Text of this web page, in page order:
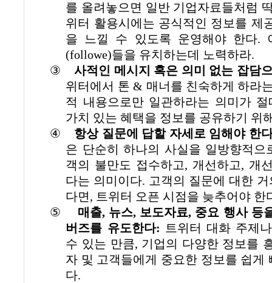
를 올려놓으면 일반 기업자료들처럼
위터 활용시에는 공식적인 정보를 제
을 느낄 수 있도록 운영해야 한다.
(followe)들을 유치하는데 노력하라.
③
사적인 메시지 혹은 의미 없는 잡담
위터에서 톤 & 매너를 친숙하게 하라
적 내용으로만 일관하라는 의미가 절
가치 있는 혜택을 정보를 공유하기 위
④
항상 질문에 답할 자세로 임해야 한
은 단순히 하나의 사실을 일방향적으
객의 불만도 접수하고, 개선하고, 개
다는 의미이다. 고객의 질문에 대한
다면, 트위터 오픈 시점을 늦추어야 한
⑤
매출, 뉴스, 보도자료, 중요 행사 등
버즈를 유도한다: 트위터 대화 주제
수 있는 만큼, 기업의 다양한 정보를
자 및 고객들에게 중요한 정보를 쉽게
다.